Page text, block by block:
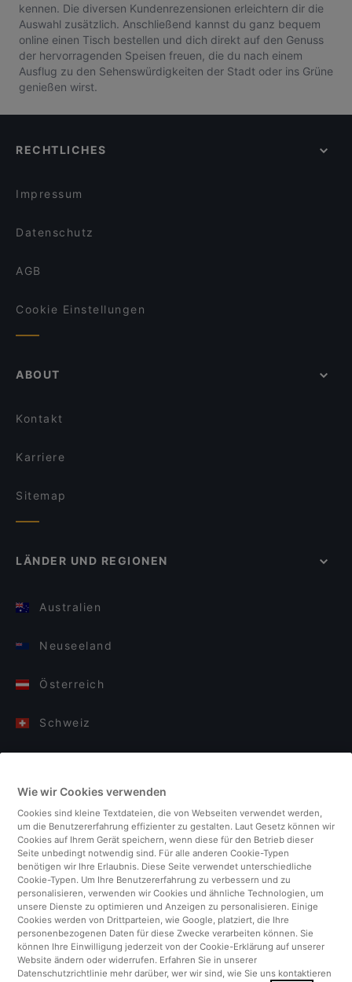
kennen. Die diversen Kundenrezensionen erleichtern dir die
Auswahl zusätzlich. Anschließend kannst du ganz bequem
online einen Tisch bestellen und dich direkt auf den Genuss
der hervorragenden Speisen freuen, die du nach einem
Ausflug zu den Sehenswürdigkeiten der Stadt oder ins Grüne
genießen wirst.
RECHTLICHES
Impressum
Datenschutz
AGB
Cookie Einstellungen
ABOUT
Kontakt
Karriere
Sitemap
LÄNDER UND REGIONEN
Australien
Neuseeland
Österreich
Schweiz
Italien
Finnland
Vereinigtes Königreich
Türkei
Niederlande
Wie wir Cookies verwenden
Cookies sind kleine Textdateien, die von Webseiten verwendet werden,
um die Benutzererfahrung effizienter zu gestalten. Laut Gesetz können wir
Cookies auf Ihrem Gerät speichern, wenn diese für den Betrieb dieser
Seite unbedingt notwendig sind. Für alle anderen Cookie-Typen
benötigen wir Ihre Erlaubnis. Diese Seite verwendet unterschiedliche
Cookie-Typen. Um Ihre Benutzererfahrung zu verbessern und zu
personalisieren, verwenden wir Cookies und ähnliche Technologien, um
unsere Dienste zu optimieren und Anzeigen zu personalisieren. Einige
Cookies werden von Drittparteien, wie Google, platziert, die Ihre
personenbezogenen Daten für diese Zwecke verarbeiten können. Sie
können Ihre Einwilligung jederzeit von der Cookie-Erklärung auf unserer
Website ändern oder widerrufen. Erfahren Sie in unserer
Datenschutzrichtlinie mehr darüber, wer wir sind, wie Sie uns kontaktieren